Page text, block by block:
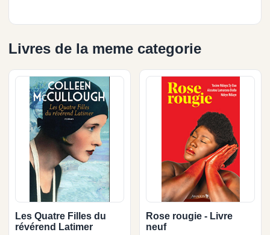
Livres de la meme categorie
Les Quatre Filles du
révérend Latimer
Rose rougie - Livre
neuf